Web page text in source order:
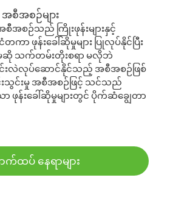
စီအစဉ်များ
အစဉ်သည် ကြိုးဖုန်းများနှင့်
တကာ ဖုန်းခေါ်ဆိုမှုများ ပြုလုပ်နိုင်ပြီး
သက်တမ်းတိုးစရာ မလိုဘဲ
းလဲလုပ်ဆောင်နိုင်သည့် အစီအစဉ်ဖြစ်
းသွင်းမှု အစီအစဉ်ဖြင့် သင်သည်
ဖုန်းခေါ်ဆိုမှုများတွင် ပိုက်ဆံချွေတာ
က်ထပ် နေရာများ